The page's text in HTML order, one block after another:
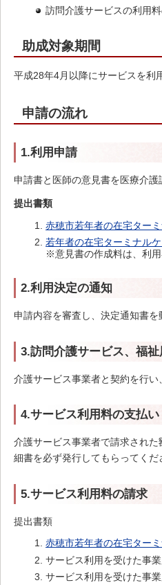
訪問介護サービスの利用
助成対象期間
平成28年4月以降にサービスを利
申請の流れ
1.利用申請
申請書と医師の意見書を医療介護
提出書類
赤穂市若年者の在宅ター
若年者の在宅ターミナル
※意見書の作成料は、利用
2.利用決定の通知
申請内容を審査し、決定通知書を
3.訪問介護サービス、福
介護サービス事業者と契約を行い
4.サービス利用料の支払い
介護サービス事業者で請求され
細書を必ず発行してもらってくだ
5.サービス利用料の請求
提出書類
赤穂市若年者の在宅ター
サービス利用を受けた事
サービス利用を受けた事